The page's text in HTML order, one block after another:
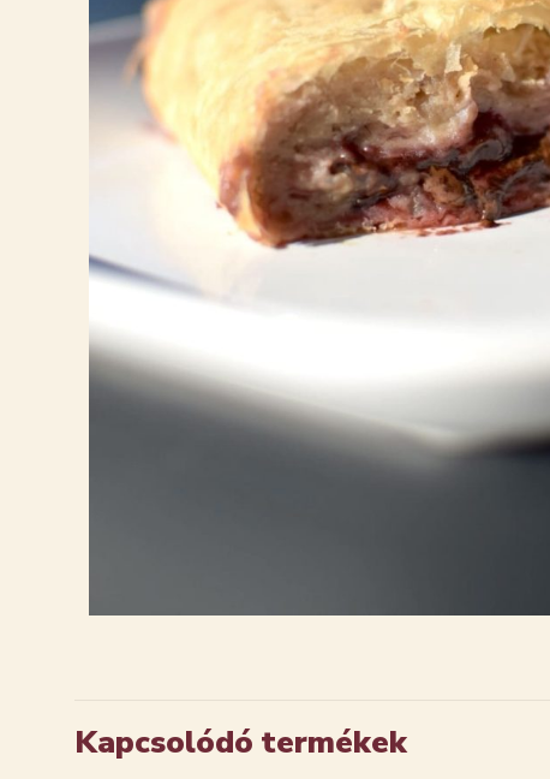
Kapcsolódó termékek